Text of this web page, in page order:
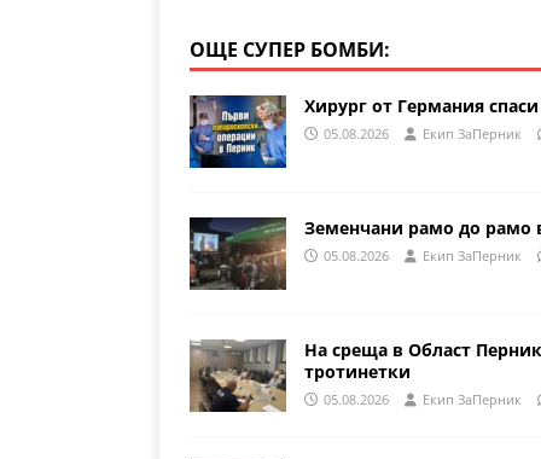
ОЩЕ СУПЕР БОМБИ:
Хирург от Германия
05.08.2026 Eкип ЗаПерник
Земенчани рамо до рамо
05.08.2026 Eкип ЗаПерник
На среща в Област
тротинетки
05.08.2026 Eкип ЗаПерник